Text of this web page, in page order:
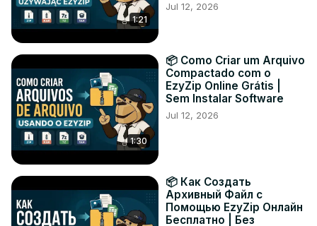
1:21
Jul 12, 2026
1:30
📦 Como Criar um Arquivo
Compactado com o
EzyZip Online Grátis |
Sem Instalar Software
Jul 12, 2026
📦 Как Создать
Архивный Файл с
Помощью EzyZip Онлайн
Бесплатно | Без